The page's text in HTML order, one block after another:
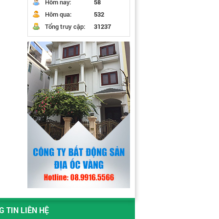
Hôm nay:
58
Hôm qua:
532
Tổng truy cập:
31237
TIN LIÊN HỆ